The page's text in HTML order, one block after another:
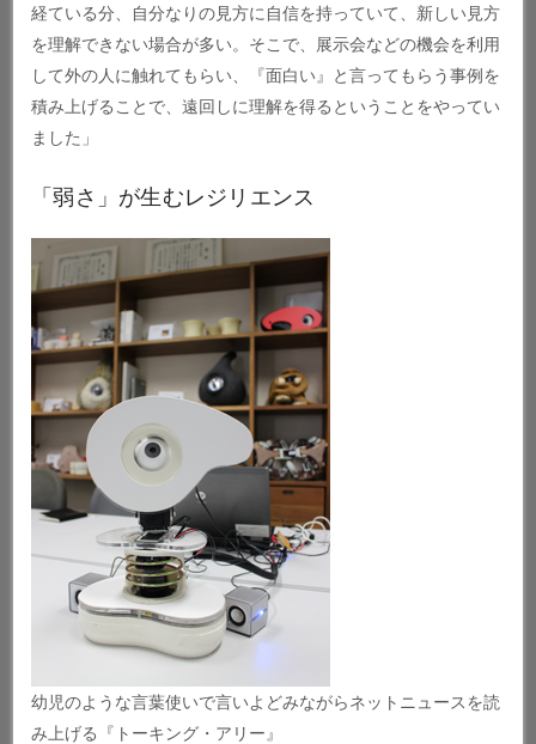
経ている分、自分なりの見方に自信を持っていて、新しい見方
を理解できない場合が多い。そこで、展示会などの機会を利用
して外の人に触れてもらい、『面白い』と言ってもらう事例を
積み上げることで、遠回しに理解を得るということをやってい
ました」
「弱さ」が生むレジリエンス
幼児のような言葉使いで言いよどみながらネットニュースを読
み上げる『トーキング・アリー』